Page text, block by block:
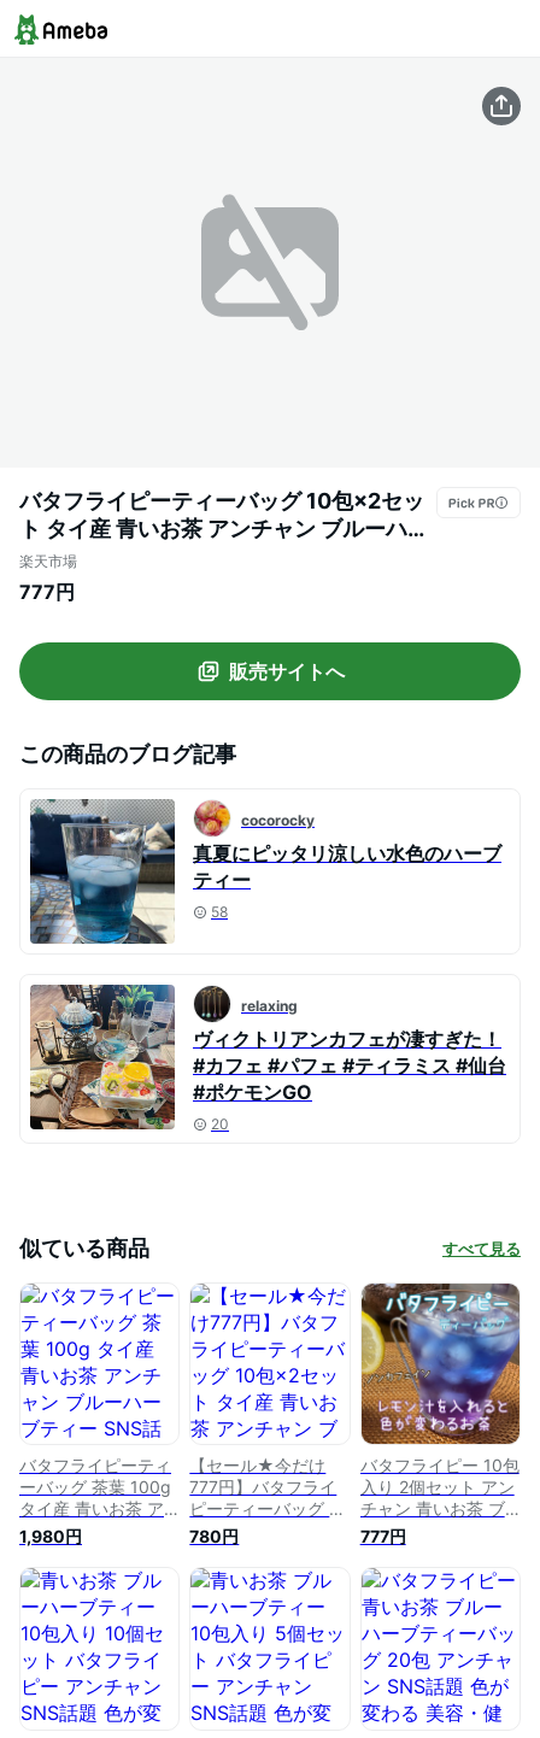
バタフライピーティーバッグ 10包×2セッ
ト タイ産 青いお茶 アンチャン ブルーハー
ブティー SNS話題 色が変わる 天然ハーブ
美容・健康茶 butterfly pea tea 水出可
楽天市場
777円
販売サイトへ
この商品のブログ記事
cocorocky
真夏にピッタリ涼しい水色のハーブ
ティー
58
relaxing
ヴィクトリアンカフェが凄すぎた！
#カフェ #パフェ #ティラミス #仙台
#ポケモンGO
20
似ている商品 すべて見る
バタフライピーティ
ーバッグ 茶葉 100g
タイ産 青いお茶 ア
ンチャン ブルーハー
ブティー SNS話題
色が変わる 天然ハー
ブ 美容・健康茶
butterfly pea tea
水出し可
1,980円
【セール★今だけ
777円】バタフライ
ピーティーバッグ 10
包×2セット タイ産
青いお茶 アンチャン
ブルーハーブティー
SNS話題 色が変わる
天然ハーブ 美容・健
康茶 butterfly pea
tea 水出し可 青い
ゼリー、アイスお菓
子作りに【ポスト投
函】
780円
バタフライピー 10包
入り 2個セット アン
チャン 青いお茶 ブ
ルーハーブティー
SNS話題 色が変わる
美容・健康茶
butterfly pea tea 天
然ハーブ 水出可
【ポスト投函】
777円